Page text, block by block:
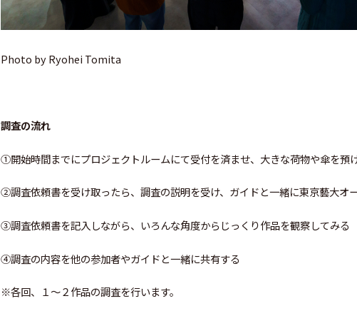
Photo by Ryohei Tomita
調査の流れ
①開始時間までにプロジェクトルームにて受付を済ませ、大きな荷物や傘を預
②調査依頼書を受け取ったら、調査の説明を受け、ガイドと一緒に東京藝大オ
③調査依頼書を記入しながら、いろんな角度からじっくり作品を観察してみる
④調査の内容を他の参加者やガイドと一緒に共有する
※各回、１～２作品の調査を行います。